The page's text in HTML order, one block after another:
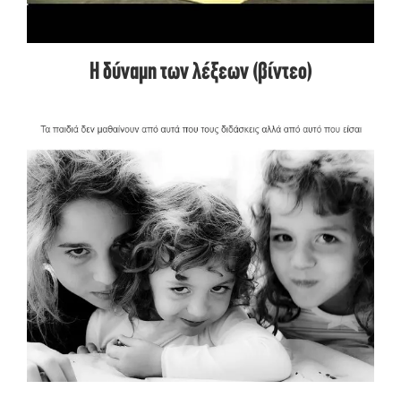
Η δύναμη των λέξεων (βίντεο)